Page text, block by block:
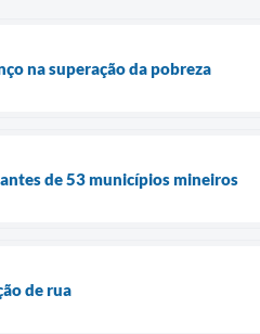
na superação da pobreza
de 53 municípios mineiros
de rua